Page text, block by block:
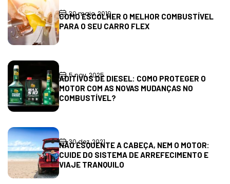
30 maio, 2019
COMO ESCOLHER O MELHOR COMBUSTÍVEL
PARA O SEU CARRO FLEX
5 nov, 2025
ADITIVOS DE DIESEL: COMO PROTEGER O
MOTOR COM AS NOVAS MUDANÇAS NO
COMBUSTÍVEL?
30 dez, 2021
NÃO ESQUENTE A CABEÇA, NEM O MOTOR:
CUIDE DO SISTEMA DE ARREFECIMENTO E
VIAJE TRANQUILO